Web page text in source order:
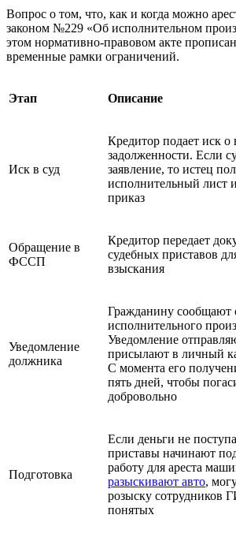
Вопрос о том, что, как и когда можно
законом №229 «Об исполнительном
этом нормативно-правовом акте
временные рамки ограничений.
Этап Описание
Иск в суд
Кредитор подает иск о
задолженности. Если
заявление, то истец
исполнительный лист
приказ
Обращение в
ФССП
Кредитор передает
судебных приставов
взыскания
Уведомление
должника
Гражданину сообщают
исполнительного
Уведомление
присылают в личный
С момента его
пять дней, чтобы
добровольно
Подготовка
Если деньги не
приставы начинают
работу для ареста
разыскивают авто,
розыску сотрудников
понятых